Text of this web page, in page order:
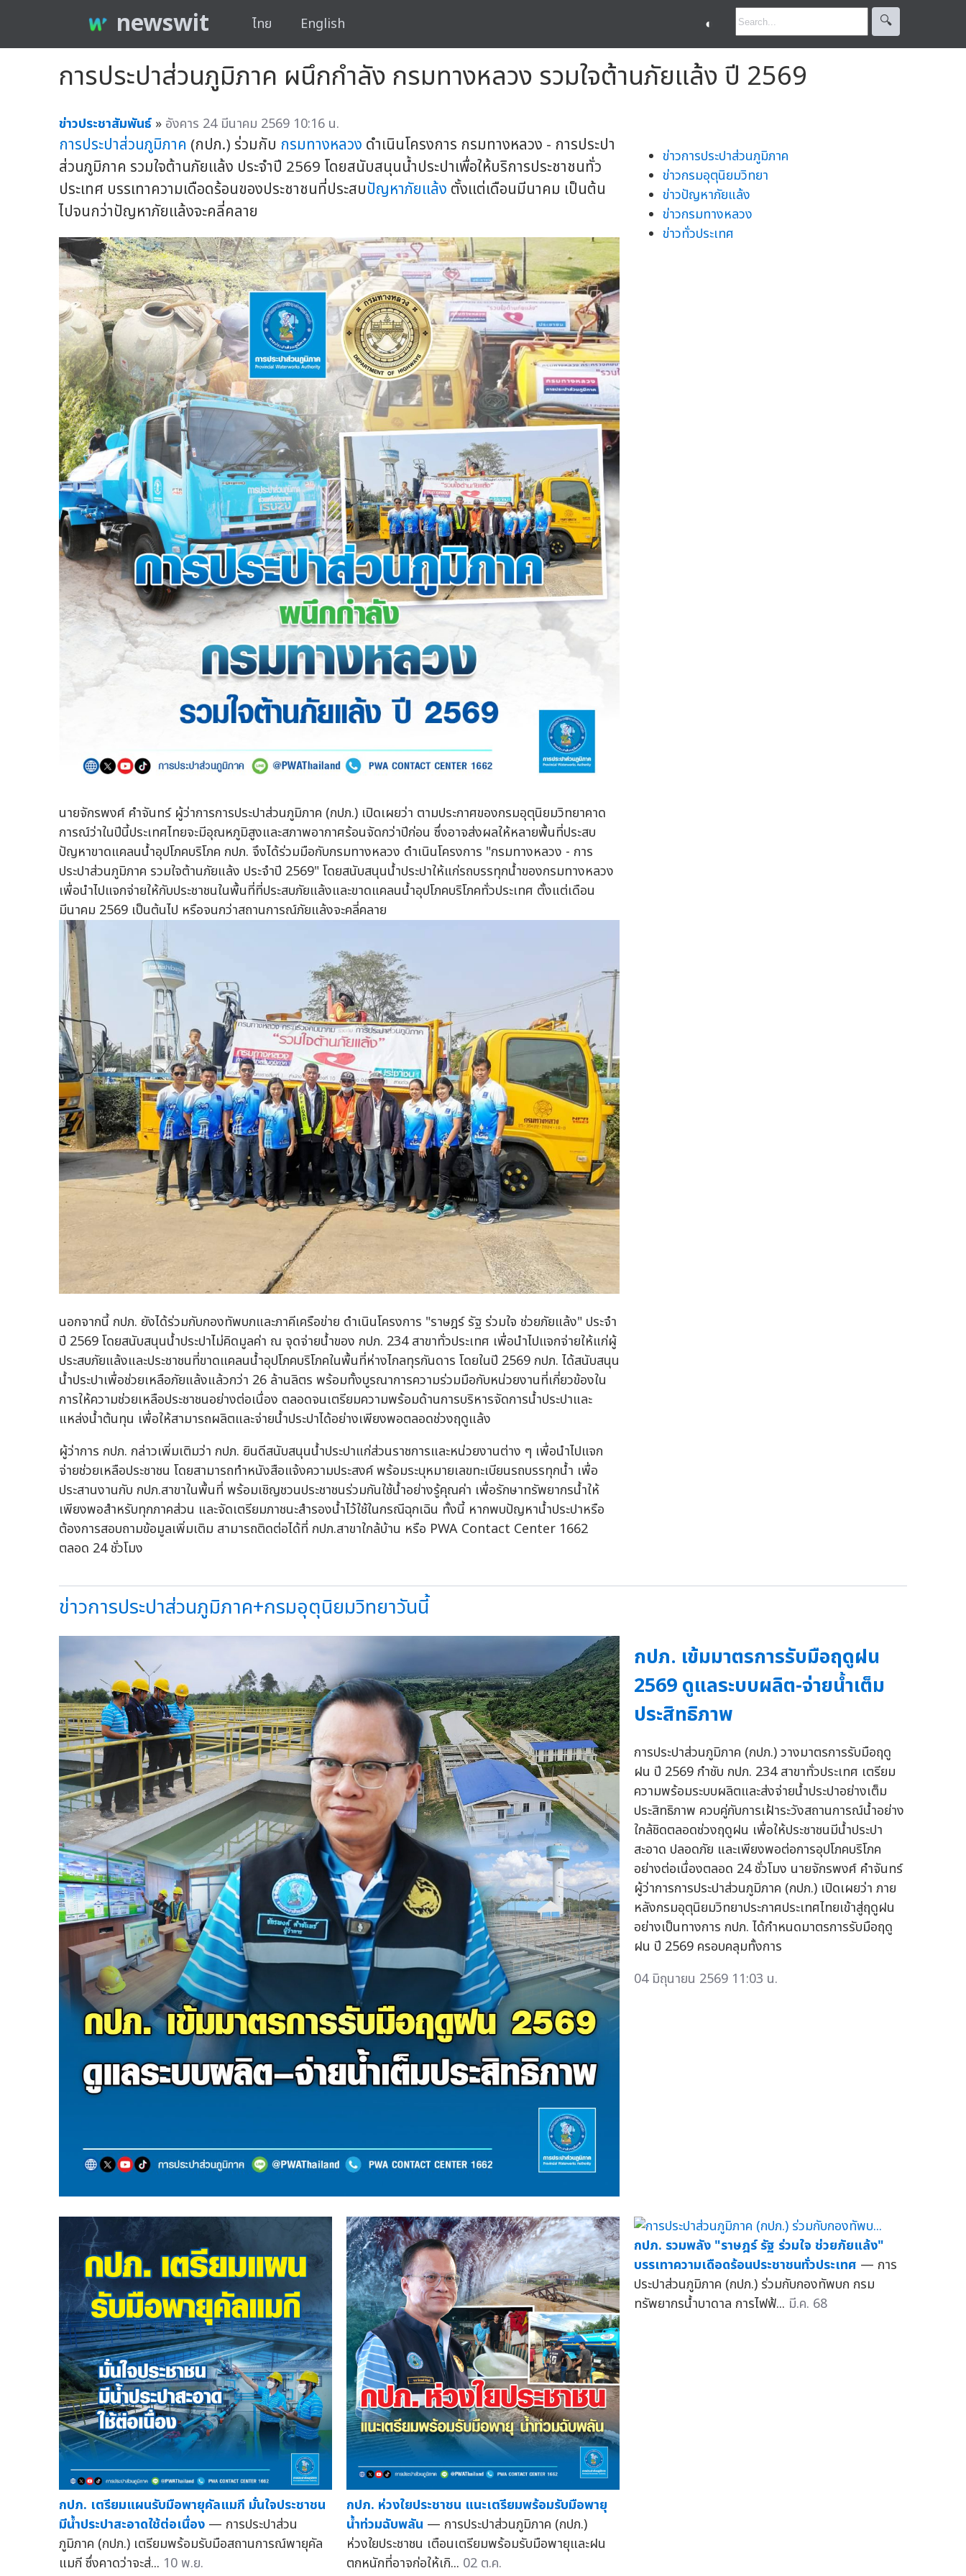
newswit ไทย English ◐ 🔍︎
การประปาส่วนภูมิภาค ผนึกกำลัง กรมทางหลวง รวมใจต้านภัยแล้ง ปี 2569
ข่าวประชาสัมพันธ์ » อังคาร 24 มีนาคม 2569 10:16 น.
การประปาส่วนภูมิภาค (กปภ.) ร่วมกับ กรมทางหลวง ดำเนินโครงการ กรมทางหลวง - การประปา
ส่วนภูมิภาค รวมใจต้านภัยแล้ง ประจำปี 2569 โดยสนับสนุนน้ำประปาเพื่อให้บริการประชาชนทั่ว
ประเทศ บรรเทาความเดือดร้อนของประชาชนที่ประสบปัญหาภัยแล้ง ตั้งแต่เดือนมีนาคม เป็นต้น
ไปจนกว่าปัญหาภัยแล้งจะคลี่คลาย
นายจักรพงศ์ คำจันทร์ ผู้ว่าการการประปาส่วนภูมิภาค (กปภ.) เปิดเผยว่า ตามประกาศของกรมอุตุนิยมวิทยาคาด
การณ์ว่าในปีนี้ประเทศไทยจะมีอุณหภูมิสูงและสภาพอากาศร้อนจัดกว่าปีก่อน ซึ่งอาจส่งผลให้หลายพื้นที่ประสบ
ปัญหาขาดแคลนน้ำอุปโภคบริโภค กปภ. จึงได้ร่วมมือกับกรมทางหลวง ดำเนินโครงการ "กรมทางหลวง - การ
ประปาส่วนภูมิภาค รวมใจต้านภัยแล้ง ประจำปี 2569" โดยสนับสนุนน้ำประปาให้แก่รถบรรทุกน้ำของกรมทางหลวง
เพื่อนำไปแจกจ่ายให้กับประชาชนในพื้นที่ที่ประสบภัยแล้งและขาดแคลนน้ำอุปโภคบริโภคทั่วประเทศ ตั้งแต่เดือน
มีนาคม 2569 เป็นต้นไป หรือจนกว่าสถานการณ์ภัยแล้งจะคลี่คลาย
นอกจากนี้ กปภ. ยังได้ร่วมกับกองทัพบกและภาคีเครือข่าย ดำเนินโครงการ "ราษฎร์ รัฐ ร่วมใจ ช่วยภัยแล้ง" ประจำ
ปี 2569 โดยสนับสนุนน้ำประปาไม่คิดมูลค่า ณ จุดจ่ายน้ำของ กปภ. 234 สาขาทั่วประเทศ เพื่อนำไปแจกจ่ายให้แก่ผู้
ประสบภัยแล้งและประชาชนที่ขาดแคลนน้ำอุปโภคบริโภคในพื้นที่ห่างไกลทุรกันดาร โดยในปี 2569 กปภ. ได้สนับสนุน
น้ำประปาเพื่อช่วยเหลือภัยแล้งแล้วกว่า 26 ล้านลิตร พร้อมทั้งบูรณาการความร่วมมือกับหน่วยงานที่เกี่ยวข้องใน
การให้ความช่วยเหลือประชาชนอย่างต่อเนื่อง ตลอดจนเตรียมความพร้อมด้านการบริหารจัดการน้ำประปาและ
แหล่งน้ำต้นทุน เพื่อให้สามารถผลิตและจ่ายน้ำประปาได้อย่างเพียงพอตลอดช่วงฤดูแล้ง
ผู้ว่าการ กปภ. กล่าวเพิ่มเติมว่า กปภ. ยินดีสนับสนุนน้ำประปาแก่ส่วนราชการและหน่วยงานต่าง ๆ เพื่อนำไปแจก
จ่ายช่วยเหลือประชาชน โดยสามารถทำหนังสือแจ้งความประสงค์ พร้อมระบุหมายเลขทะเบียนรถบรรทุกน้ำ เพื่อ
ประสานงานกับ กปภ.สาขาในพื้นที่ พร้อมเชิญชวนประชาชนร่วมกันใช้น้ำอย่างรู้คุณค่า เพื่อรักษาทรัพยากรน้ำให้
เพียงพอสำหรับทุกภาคส่วน และจัดเตรียมภาชนะสำรองน้ำไว้ใช้ในกรณีฉุกเฉิน ทั้งนี้ หากพบปัญหาน้ำประปาหรือ
ต้องการสอบถามข้อมูลเพิ่มเติม สามารถติดต่อได้ที่ กปภ.สาขาใกล้บ้าน หรือ PWA Contact Center 1662
ตลอด 24 ชั่วโมง
ข่าวการประปาส่วนภูมิภาค
ข่าวกรมอุตุนิยมวิทยา
ข่าวปัญหาภัยแล้ง
ข่าวกรมทางหลวง
ข่าวทั่วประเทศ
ข่าวการประปาส่วนภูมิภาค+กรมอุตุนิยมวิทยาวันนี้
กปภ. เข้มมาตรการรับมือฤดูฝน
2569 ดูแลระบบผลิต-จ่ายน้ำเต็ม
ประสิทธิภาพ
การประปาส่วนภูมิภาค (กปภ.) วางมาตรการรับมือฤดู
ฝน ปี 2569 กำชับ กปภ. 234 สาขาทั่วประเทศ เตรียม
ความพร้อมระบบผลิตและส่งจ่ายน้ำประปาอย่างเต็ม
ประสิทธิภาพ ควบคู่กับการเฝ้าระวังสถานการณ์น้ำอย่าง
ใกล้ชิดตลอดช่วงฤดูฝน เพื่อให้ประชาชนมีน้ำประปา
สะอาด ปลอดภัย และเพียงพอต่อการอุปโภคบริโภค
อย่างต่อเนื่องตลอด 24 ชั่วโมง นายจักรพงศ์ คำจันทร์
ผู้ว่าการการประปาส่วนภูมิภาค (กปภ.) เปิดเผยว่า ภาย
หลังกรมอุตุนิยมวิทยาประกาศประเทศไทยเข้าสู่ฤดูฝน
อย่างเป็นทางการ กปภ. ได้กำหนดมาตรการรับมือฤดู
ฝน ปี 2569 ครอบคลุมทั้งการ
04 มิถุนายน 2569 11:03 น.
กปภ. เตรียมแผนรับมือพายุคัลแมกี มั่นใจประชาชน
มีน้ำประปาสะอาดใช้ต่อเนื่อง — การประปาส่วน
ภูมิภาค (กปภ.) เตรียมพร้อมรับมือสถานการณ์พายุคัล
แมกี ซึ่งคาดว่าจะส่... 10 พ.ย.
กปภ. ห่วงใยประชาชน แนะเตรียมพร้อมรับมือพายุ
น้ำท่วมฉับพลัน — การประปาส่วนภูมิภาค (กปภ.)
ห่วงใยประชาชน เตือนเตรียมพร้อมรับมือพายุและฝน
ตกหนักที่อาจก่อให้เกิ... 02 ต.ค.
กปภ. รวมพลัง "ราษฎร์ รัฐ ร่วมใจ ช่วยภัยแล้ง"
บรรเทาความเดือดร้อนประชาชนทั่วประเทศ — การ
ประปาส่วนภูมิภาค (กปภ.) ร่วมกับกองทัพบก กรม
ทรัพยากรน้ำบาดาล การไฟฟ้... มี.ค. 68